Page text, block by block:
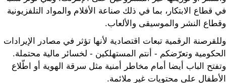
في قطاع الابتكار، بما في ذلك صناعة الأفلام والمواد التلفزيونية
وقطاع النشر والموسيقى والألعاب.
وللقرصنة الرقمية تبعات اقتصادية لأنها تؤثر في مصادر الإيرادات
الحكومية وتعرّضكم - أنتم المستهلكين - لخسائر مالية محتملة.
وتفتح الباب أيضا أمام مخاطر أمنية مثل سرقة الهوية أو اطّلاع
الأطفال على محتويات غير ملائمة.